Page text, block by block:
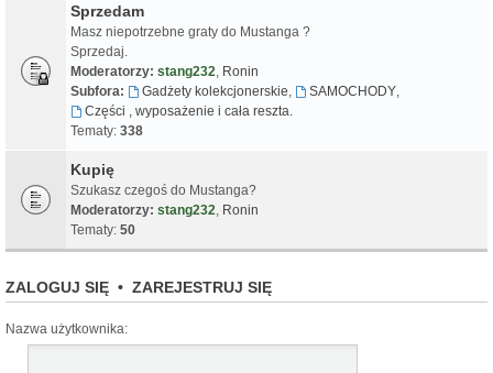
Sprzedam
Masz niepotrzebne graty do Mustanga ?
Sprzedaj.
Moderatorzy: stang232, Ronin
Subfora:
Gadżety kolekcjonerskie, SAMOCHODY,
Części , wyposażenie i cała reszta.
Tematy: 338
Kupię
Szukasz czegoś do Mustanga?
Moderatorzy: stang232, Ronin
Tematy: 50
ZALOGUJ SIĘ • ZAREJESTRUJ SIĘ
Nazwa użytkownika: